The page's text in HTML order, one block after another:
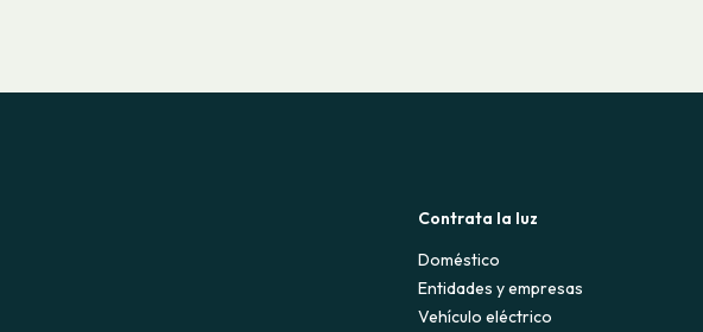
Contrata la luz
Doméstico
Entidades y empresas
Vehículo eléctrico